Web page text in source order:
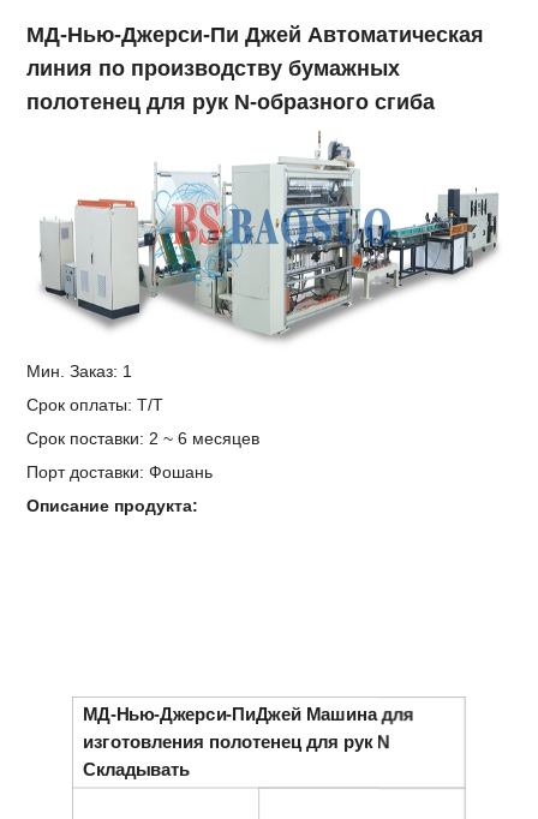
МД-Нью-Джерси-Пи Джей Автоматическая
линия по производству бумажных
полотенец для рук N-образного сгиба
Мин. Заказ: 1
Срок оплаты: Т/Т
Срок поставки: 2 ~ 6 месяцев
Порт доставки: Фошань
Описание продукта:
МД-Нью-Джерси-ПиДжей Машина для
изготовления полотенец для рук N
Складывать